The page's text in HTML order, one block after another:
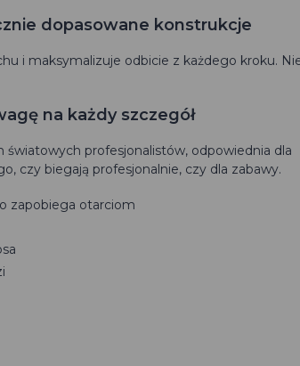
dopasowane konstrukcje
i maksymalizuje odbicie z każdego kroku.
na każdy szczegół
profesjonalistów, odpowiednia dla
czy biegają profesjonalnie, czy dla zabawy.
zapobiega otarciom